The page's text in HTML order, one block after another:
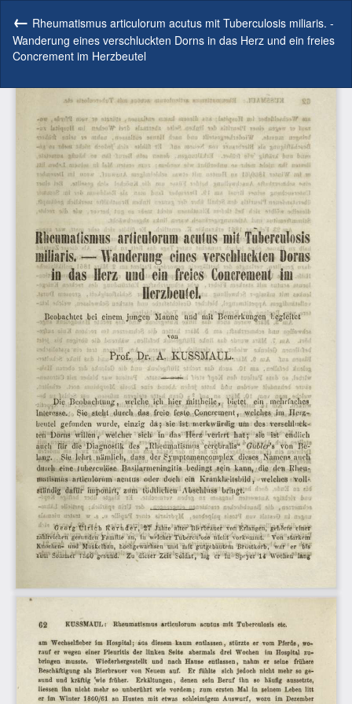
Artikeldetails
zurückkehren
Rheumatismus articulorum acutus mit Tuberculosis miliaris. -
Wanderung eines verschluckten Dorns in das Herz und ein freies
Concrement im Herzbeutel